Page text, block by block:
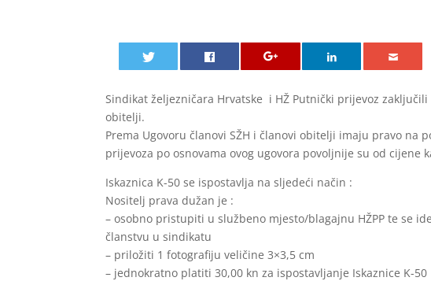
Sindikat željezničara Hrvatske i HŽ Putnički prijevoz
obitelji.
Prema Ugovoru članovi SŽH i članovi obitelji imaju pravo na
prijevoza po osnovama ovog ugovora povoljnije su od cijene
Iskaznica K-50 se ispostavlja na sljedeći način :
Nositelj prava dužan je :
– osobno pristupiti u službeno mjesto/blagajnu HŽPP te se
članstvu u sindikatu
– priložiti 1 fotografiju veličine 3×3,5 cm
– jednokratno platiti 30,00 kn za ispostavljanje Iskaznice K-50